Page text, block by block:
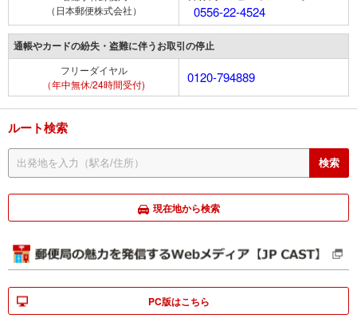
（日本郵便株式会社）
0556-22-4524
通帳やカードの紛失・盗難に伴うお取引の停止
フリーダイヤル
（年中無休/24時間受付)
0120-794889
ルート検索
現在地から検索
PC版はこちら